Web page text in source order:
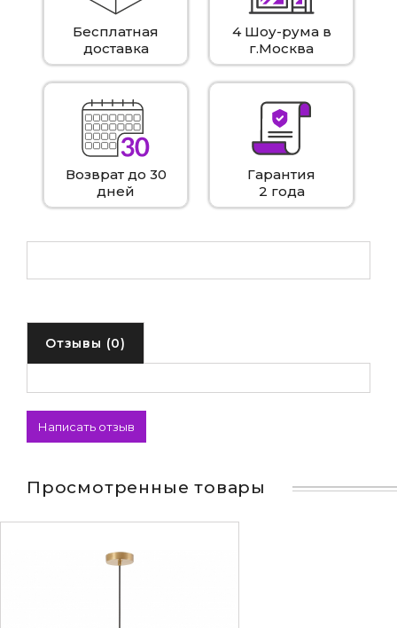
Бесплатная
доставка
4 Шоу-рума в
г.Москва
Возврат до 30
дней
Гарантия
2 года
Отзывы (0)
Написать отзыв
Просмотренные товары